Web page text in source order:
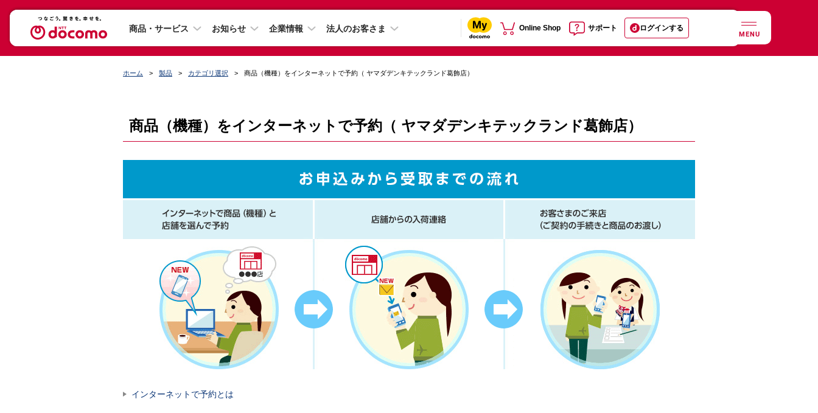
商品・サービス お知らせ 企業情報 法人のお客さま Online Shop サポート ログインする
MENU
ホーム 製品 カテゴリ選択 商品（機種）をインターネットで予約（ ヤマダデンキテックランド葛飾店）
商品（機種）をインターネットで予約（ ヤマダデンキテックランド葛飾店）
インターネットで予約とは